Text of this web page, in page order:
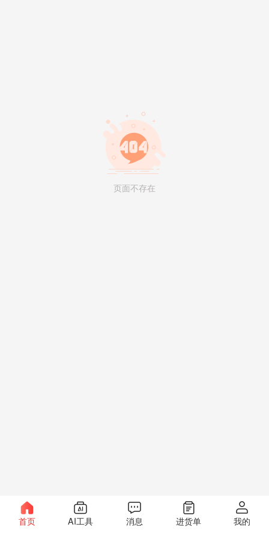
页面不存在
首页 AI工具 消息 进货单 我的